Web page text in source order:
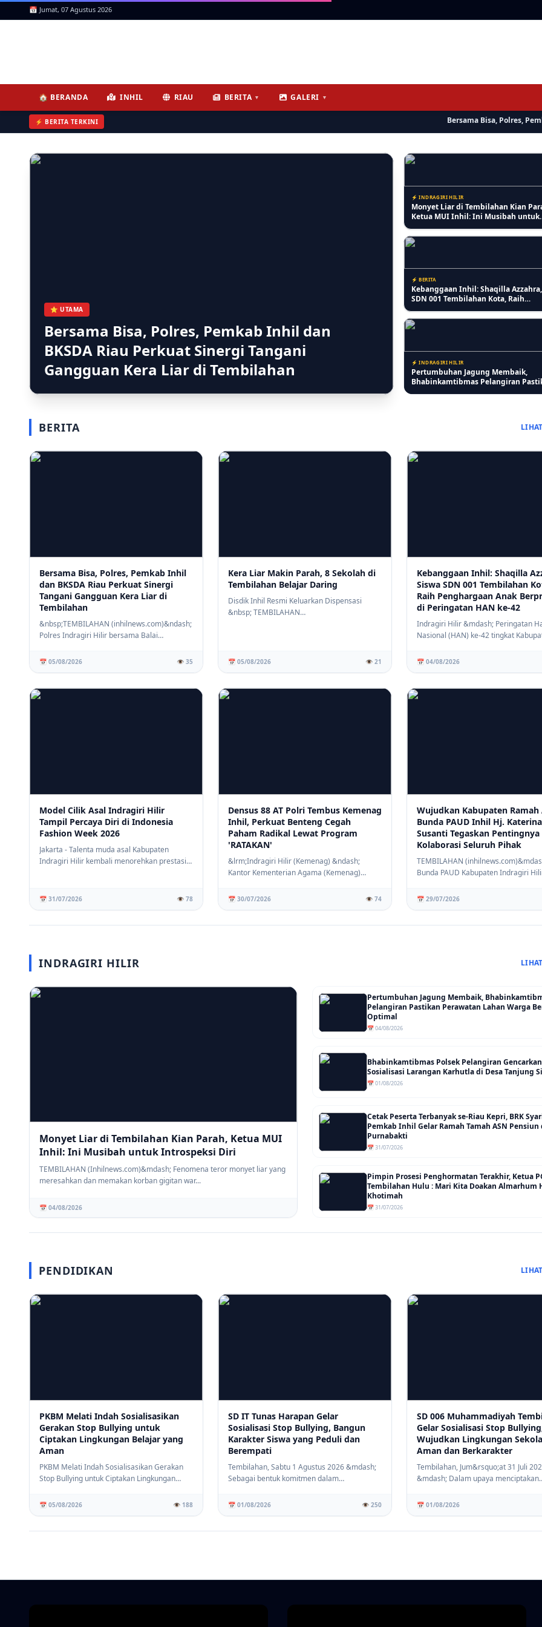
📅 Jumat, 07 Agustus 2026
🏠 BERANDA INHIL RIAU BERITA ▼ GALERI ▼
⚡ BERITA TERKINI Bersama Bisa, Polres, Pemkab
⭐ UTAMA
Bersama Bisa, Polres, Pemkab Inhil dan
BKSDA Riau Perkuat Sinergi Tangani
Gangguan Kera Liar di Tembilahan
PKBM Melati Indah Sosialisasikan
Stop Bullying untuk Ciptakan
⚡ INDRAGIRI HILIR
Monyet Liar di Tembilahan Kian
Ketua MUI Inhil: Ini Musibah untuk
⚡ BERITA
Kebanggaan Inhil: Shaqilla
SDN 001 Tembilahan Kota, Raih
Peringatan HAN ke-42
⚡ INDRAGIRI HILIR
Pertumbuhan Jagung Membaik,
Bhabinkamtibmas Pelangiran
Lansia Keluhkan Pelayanan Kantor
Tembilahan, Antrean Lansia
Peduli dan Berempati
⚡ PENDIDIKAN
SD 006 Muhammadiyah
Sosialisasi Stop Bullying, Wujudkan
Lingkungan Sekolah Aman dan
BERITA
Bersama Bisa, Polres, Pemkab Inhil
dan BKSDA Riau Perkuat Sinergi
Tangani Gangguan Kera Liar di
Tembilahan
&nbsp;TEMBILAHAN (inhilnews.com)&ndash;
Polres Indragiri Hilir bersama Balai
📅 05/08/2026 👁️ 35
Kera Liar Makin Parah, 8 Sekolah di
Tembilahan Belajar Daring
Disdik Inhil Resmi Keluarkan Dispensasi
&nbsp; TEMBILAHAN
📅 05/08/2026 👁️ 21
Kebanggaan Inhil: Shaqilla
Siswa SDN 001 Tembilahan
Raih Penghargaan Anak
di Peringatan HAN ke-42
Indragiri Hilir &mdash; Peringatan
Nasional (HAN) ke-42 tingkat
📅 04/08/2026
Model Cilik Asal Indragiri Hilir
Tampil Percaya Diri di Indonesia
Fashion Week 2026
Jakarta - Talenta muda asal Kabupaten
Indragiri Hilir kembali menorehkan prestasi
📅 31/07/2026 👁️ 78
Densus 88 AT Polri Tembus Kemenag
Inhil, Perkuat Benteng Cegah
Paham Radikal Lewat Program
'RATAKAN'
&lrm;Indragiri Hilir (Kemenag) &ndash;
Kantor Kementerian Agama (Kemenag)
📅 30/07/2026 👁️ 74
Wujudkan Kabupaten Ramah
Bunda PAUD Inhil Hj. Katerina
Susanti Tegaskan Pentingnya
Kolaborasi Seluruh Pihak
TEMBILAHAN
Bunda PAUD Kabupaten Indragiri
📅 29/07/2026
INDRAGIRI HILIR
Monyet Liar di Tembilahan Kian Parah, Ketua MUI
Inhil: Ini Musibah untuk Introspeksi Diri
TEMBILAHAN (Inhilnews.com)&mdash; Fenomena teror monyet liar yang
meresahkan dan memakan korban gigitan war...
📅 04/08/2026
Pertumbuhan Jagung Membaik,
Pelangiran Pastikan Perawatan Lahan Warga
Optimal
📅 04/08/2026
Bhabinkamtibmas Polsek Pelangiran Gencarkan
Sosialisasi Larangan Karhutla di Desa Tanjung
📅 01/08/2026
Cetak Peserta Terbanyak se-Riau Kepri, BRK
Pemkab Inhil Gelar Ramah Tamah ASN Pensiun
Purnabakti
📅 31/07/2026
Pimpin Prosesi Penghormatan Terakhir, Ketua
Tembilahan Hulu : Mari Kita Doakan Almarhum
Khotimah
📅 31/07/2026
PENDIDIKAN
PKBM Melati Indah Sosialisasikan
Gerakan Stop Bullying untuk
Ciptakan Lingkungan Belajar yang
Aman
PKBM Melati Indah Sosialisasikan Gerakan
Stop Bullying untuk Ciptakan Lingkungan
📅 05/08/2026 👁️ 188
SD IT Tunas Harapan Gelar
Sosialisasi Stop Bullying, Bangun
Karakter Siswa yang Peduli dan
Berempati
Tembilahan, Sabtu 1 Agustus 2026 &mdash;
Sebagai bentuk komitmen dalam
📅 01/08/2026 👁️ 250
SD 006 Muhammadiyah
Gelar Sosialisasi Stop
Wujudkan Lingkungan
Aman dan Berkarakter
Tembilahan, Jum&rsquo;at 31 Juli
&mdash; Dalam upaya menciptakan
📅 01/08/2026